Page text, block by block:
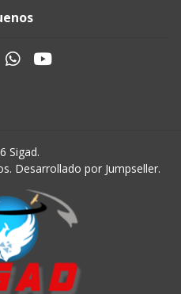
Sigad.
Desarrollado por Jumpseller.